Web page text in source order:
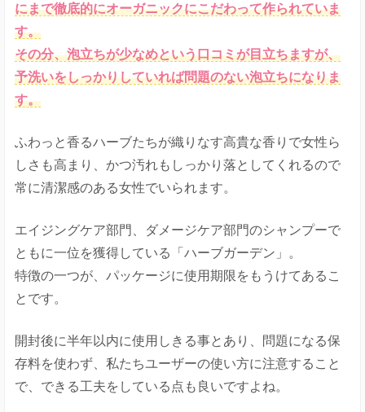
にまで徹底的にオーガニックにこだわって作られていま
す。
その分、泡立ちが少なめという口コミが目立ちますが、
予洗いをしっかりしていれば問題のない泡立ちになりま
す。
ふわっと香るハーブたちが織りなす高貴な香りで女性ら
しさも高まり、かつ汚れもしっかり落としてくれるので
常に清潔感のある女性でいられます。
エイジングケア部門、ダメージケア部門のシャンプーで
ともに一位を獲得している「ハーブガーデン」。
特徴の一つが、パッケージに使用期限をもうけてあるこ
とです。
開封後に半年以内に使用しきる事とあり、問題になる保
存料を使わず、私たちユーザーの使い方に注意すること
で、できる工夫をしている点も良いですよね。